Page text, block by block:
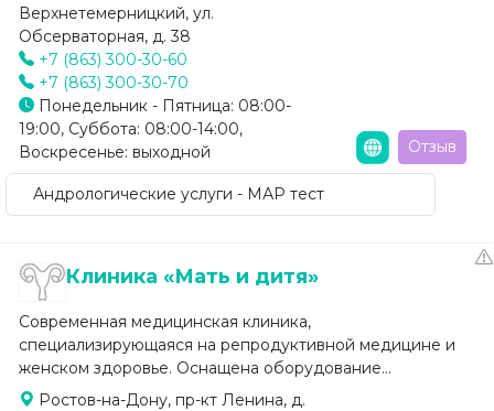
Верхнетемерницкий, ул.
Обсерваторная, д. 38
+7 (863) 300-30-60
+7 (863) 300-30-70
Понедельник - Пятница: 08:00-
19:00, Суббота: 08:00-14:00,
Воскресенье: выходной
Отзыв
Андрологические услуги - МАР тест
Клиника «Мать и дитя»
Современная медицинская клиника,
специализирующаяся на репродуктивной медицине и
женском здоровье. Оснащена оборудование...
Ростов-на-Дону, пр-кт Ленина, д.